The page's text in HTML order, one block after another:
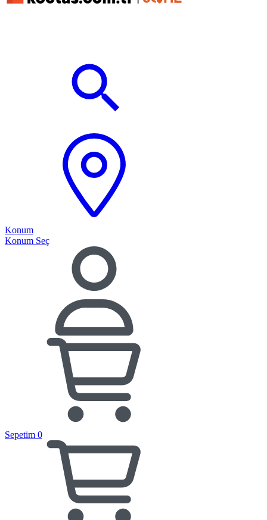
Konum
Konum Seç
Sepetim 0